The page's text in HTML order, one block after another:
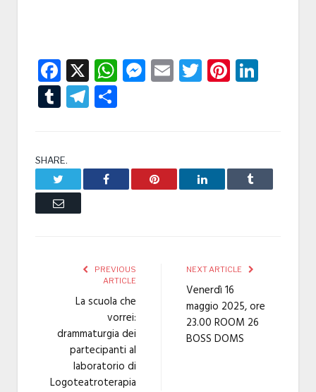
Facebook
X WhatsApp
Messenger
EmailTwitter
TumblrTelegram
SHARE.
Facebook Pinterest LinkedIn Tumblr
Email
PREVIOUS
ARTICLE
La scuola che
vorrei:
drammaturgia dei
partecipanti al
laboratorio di
Logoteatroterapia
NEXT ARTICLE
Venerdì 16
maggio 2025, ore
23.00 ROOM 26
BOSS DOMS